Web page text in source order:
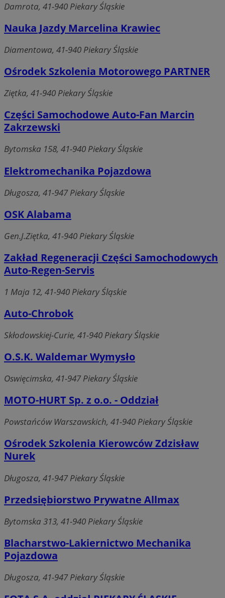
Damrota, 41-940 Piekary Śląskie
Nauka Jazdy Marcelina Krawiec
Diamentowa, 41-940 Piekary Śląskie
Ośrodek Szkolenia Motorowego PARTNER
Ziętka, 41-940 Piekary Śląskie
Części Samochodowe Auto-Fan Marcin
Zakrzewski
Bytomska 158, 41-940 Piekary Śląskie
Elektromechanika Pojazdowa
Długosza, 41-947 Piekary Śląskie
OSK Alabama
Gen.J.Ziętka, 41-940 Piekary Śląskie
Zakład Regeneracji Części Samochodowych
Auto-Regen-Servis
1 Maja 12, 41-940 Piekary Śląskie
Auto-Chrobok
Skłodowskiej-Curie, 41-940 Piekary Śląskie
O.S.K. Waldemar Wymysło
Oswięcimska, 41-947 Piekary Śląskie
MOTO-HURT Sp. z o.o. - Oddział
Powstańców Warszawskich, 41-940 Piekary Śląskie
Ośrodek Szkolenia Kierowców Zdzisław
Nurek
Długosza, 41-947 Piekary Śląskie
Przedsiębiorstwo Prywatne Allmax
Bytomska 313, 41-940 Piekary Śląskie
Blacharstwo-Lakiernictwo Mechanika
Pojazdowa
Długosza, 41-947 Piekary Śląskie